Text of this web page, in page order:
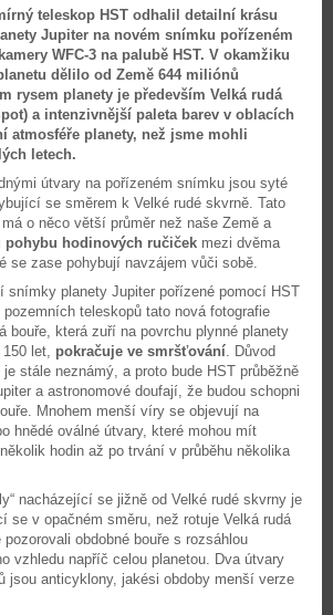
teleskop HST odhalil detailní krásu
Jupiter na novém snímku pořízeném
WFC-3 na palubě HST. V okamžiku
dělilo od Země 644 miliónů
rysem planety je především Velká rudá
a intenzivnější paleta barev v oblacích
atmosféře planety, než jsme mohli
letech.
útvary na pořízeném snímku jsou syté
se směrem k Velké rudé skvrně. Tato
o něco větší průměr než naše Země a
pohybu hodinových ručiček mezi dvěma
se zase pohybují navzájem vůči sobě.
snímky planety Jupiter pořízené pomocí HST
teleskopů tato nová fotografie
bouře, která zuří na povrchu plynné planety
let, pokračuje ve smršťování. Důvod
stále neznámý, a proto bude HST průběžně
a astronomové doufají, že budou schopni
Mnohem menší víry se objevují na
hnědé oválné útvary, které mohou mít
hodin až po trvání v průběhu několika
nacházející se jižně od Velké rudé skvrny je
se v opačném směru, než rotuje Velká rudá
obdobné bouře s rozsáhlou
vzhledu napříč celou planetou. Dva útvary
jsou anticyklony, jakési obdoby menší verze